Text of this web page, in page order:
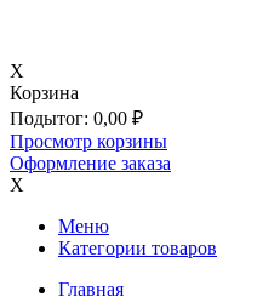
X
Корзина
Подытог: 0,00 ₽
Просмотр корзины
Оформление заказа
X
Меню
Категории товаров
Главная